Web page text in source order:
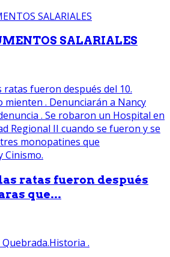
SALARIALES
ratas fueron después
que...